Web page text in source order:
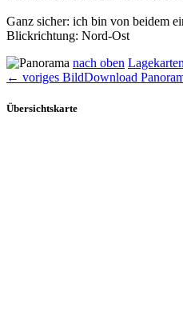
Ganz sicher: ich bin von beidem
Blickrichtung: Nord-Ost
nach oben Lagekarten
← voriges BildDownload
Übersichtskarte